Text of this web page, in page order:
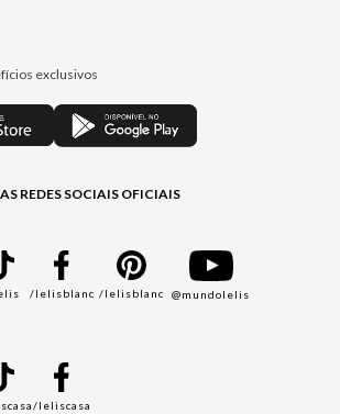
exclusivos
REDES SOCIAIS OFICIAIS
/lelisblanc /lelisblanc @mundolelis
/leliscasa